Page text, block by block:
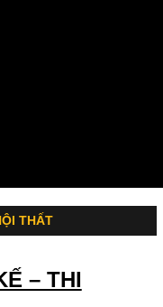
THẤT
– THI